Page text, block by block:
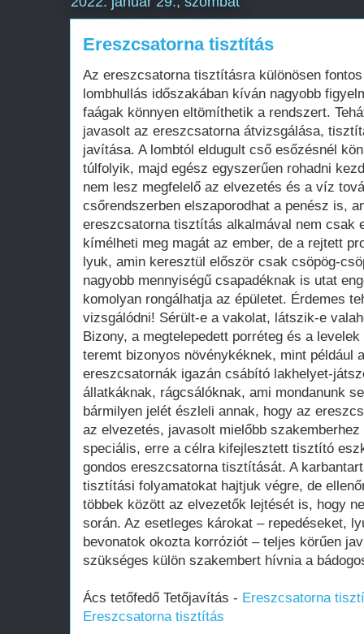
Ereszcsatorna tisztítás
Az ereszcsatorna tisztításra különösen
lombhullás időszakában kíván nagyobb
faágak könnyen eltömíthetik a rendszert.
javasolt az ereszcsatorna átvizsgálása,
javítása. A lombtól eldugult cső esőzésnél
túlfolyik, majd egész egyszerűen rohadni
nem lesz megfelelő az elvezetés és a víz
csőrendszerben elszaporodhat a penész is,
ereszcsatorna tisztítás alkalmával nem csak
kímélheti meg magát az ember, de a rejtett
lyuk, amin keresztül először csak csöpög-
nagyobb mennyiségű csapadéknak is utat
komolyan rongálhatja az épületet. Érdemes
vizsgálódni! Sérült-e a vakolat, látszik-e
Bizony, a megtelepedett porréteg és a
teremt bizonyos növénykéknek, mint például
ereszcsatornák igazán csábító lakhelyet-
állatkáknak, rágcsálóknak, ami mondanunk
bármilyen jelét észleli annak, hogy az
az elvezetés, javasolt mielőbb
speciális, erre a célra kifejlesztett tisztító
gondos ereszcsatorna tisztítását. A
tisztítási folyamatokat hajtjuk végre, de
többek között az elvezetők lejtését is, hogy
során. Az esetleges károkat – repedéseket,
bevonatok okozta korróziót – teljes körűen
szükséges külön szakembert hívnia a
Ács tetőfedő Tetőjavítás - Ereszcsatorna
Ereszcsatorna tisztítás